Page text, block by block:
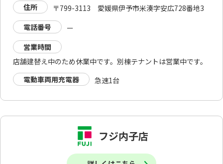
住所
〒799-3113 愛媛県伊予市米湊字安広728番地3
電話番号
ー
営業時間
店舗建替え中のため休業中です。別棟テナントは営業中です。
電動車両用充電器
急速1台
フジ内子店